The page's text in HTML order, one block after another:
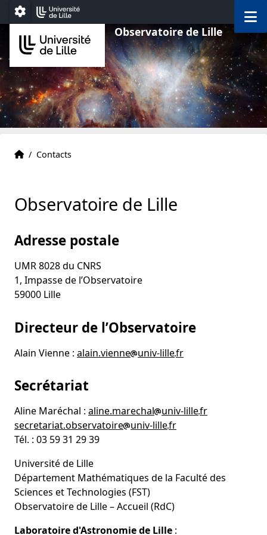
Aller au menu
Aller au contenu
Aller au pied de page
Paramétrage
Observatoire de Lille
Accueil
Accueil
/ Contacts
Observatoire de Lille
Adresse postale
UMR 8028 du CNRS
1, Impasse de l’Observatoire
59000 Lille
Directeur de l’Observatoire
Alain Vienne : alain.vienne univ-lillefr
Secrétariat
Aline Maréchal : aline.marechal univ-lillefr
secretariat.observatoire univ-lillefr
Tél. : 03 59 31 29 39
Université de Lille
Département Mathématiques de la Faculté des
Sciences et Technologies (FST)
Observatoire de Lille – Accueil (RdC)
Laboratoire d'Astronomie de Lille :